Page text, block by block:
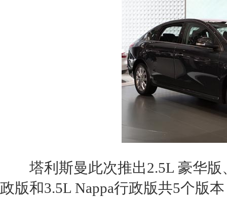
塔利斯曼此次推出2.5L 豪华
政版和3.5L Nappa行政版共5个版